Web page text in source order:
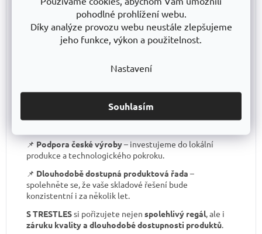
pohodlné prohlížení webu.
Díky analýze provozu webu neustále zlepšujeme
jeho funkce, výkon a použitelnost.
Nastavení
Souhlasím
levných regálů nemá.
📌Skvělá stabilita– pevná ocelová konstrukce
testovaná na extrémní zatížení.
📌 Podpora české výroby– investujeme do lokální
produkce a technologického pokroku.
📌 Dlouhodobě dostupná produktová řada –
spolehněte se, že vaše skladové řešení bude
konzistentní i za několik let.
S TRESTLESsi pořizujete nejen spolehlivý regál, ale i
záruku kvality a dlouhodobé dostupnosti produktů.